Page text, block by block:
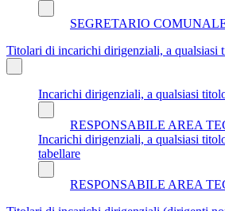
SEGRETARIO
Titolari di incarichi dirigenziali, a qualsiasi
Incarichi dirigenziali, a qualsiasi
RESPONSABILE AREA
Incarichi dirigenziali, a qualsiasi
tabellare
RESPONSABILE AREA